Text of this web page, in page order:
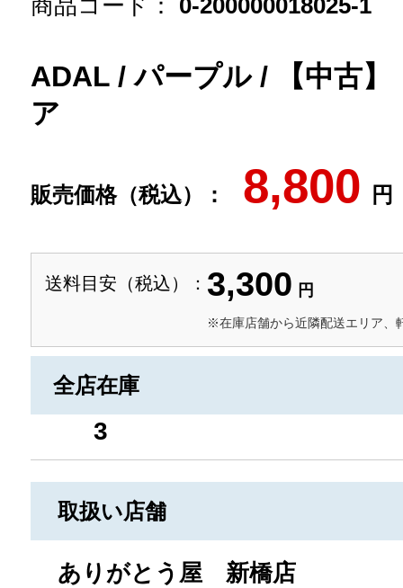
商品コード： 0-200000018025-1
ADAL / パープル / 【中古
ア
販売価格（税込）： 8,800 円
送料目安（税込）： 3,300 円
※在庫店舗から近隣配送エリア、
全店在庫
3
取扱い店舗
ありがとう屋 新橋店